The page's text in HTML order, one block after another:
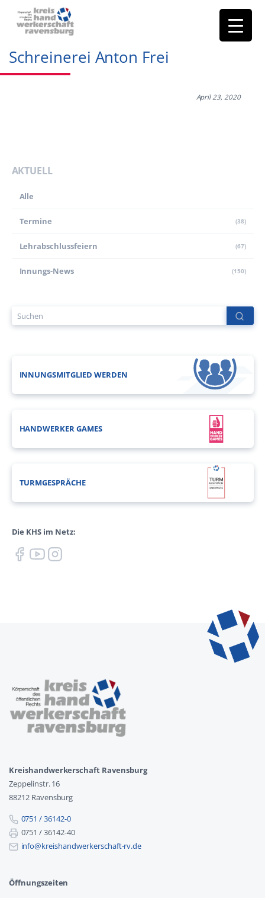
Schreinerei Anton Frei
April 23, 2020
AKTUELL
Alle
Termine (38)
Lehr­abschluss­feiern (67)
Innungs-News (150)
INNUNGSMITGLIED WERDEN
HANDWERKER GAMES
TURMGESPRÄCHE
Die KHS im Netz:
Kreishandwerkerschaft Ravensburg
Zeppelinstr. 16
88212 Ravensburg
0751 / 36142-0
0751 / 36142-40
info@kreishandwerkerschaft-rv.de
Öffnungszeiten